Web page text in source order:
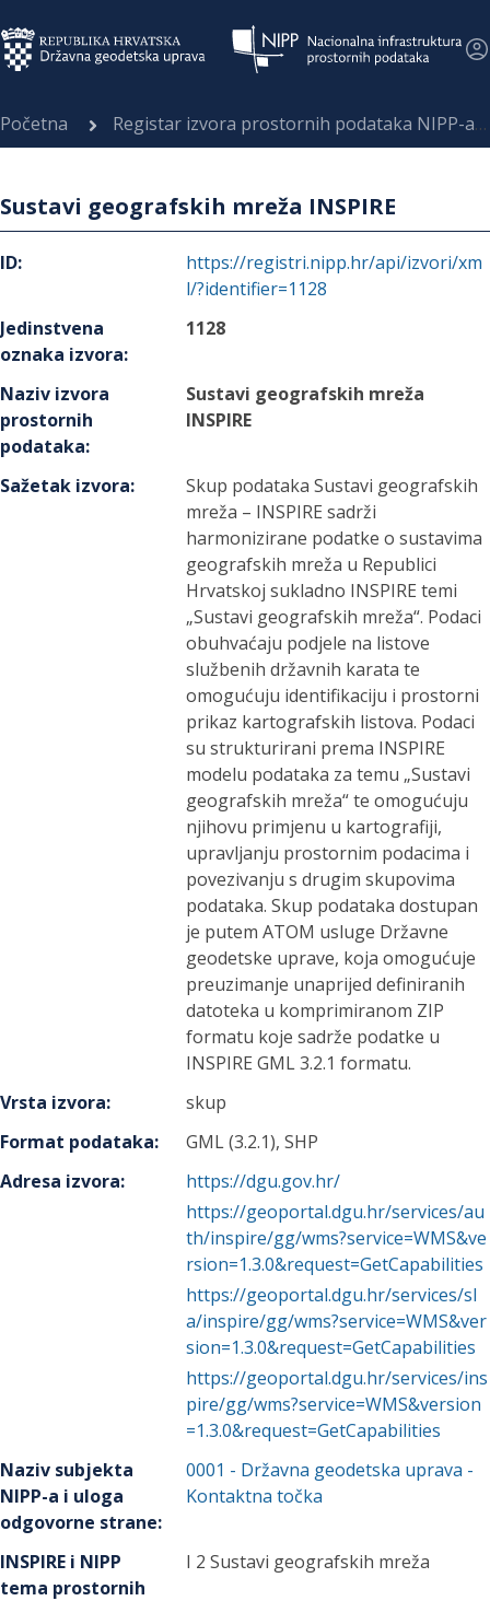
Početna Registar izvora prostornih podataka NIPP-a
Sustavi geografskih mreža INSPIRE
ID:
https://registri.nipp.hr/api/izvori/xm
l/?identifier=1128
Jedinstvena
oznaka izvora:
1128
Naziv izvora
prostornih
podataka:
Sustavi geografskih mreža
INSPIRE
Sažetak izvora:
Skup podataka Sustavi geografskih
mreža – INSPIRE sadrži
harmonizirane podatke o sustavima
geografskih mreža u Republici
Hrvatskoj sukladno INSPIRE temi
„Sustavi geografskih mreža“. Podaci
obuhvaćaju podjele na listove
službenih državnih karata te
omogućuju identifikaciju i prostorni
prikaz kartografskih listova. Podaci
su strukturirani prema INSPIRE
modelu podataka za temu „Sustavi
geografskih mreža“ te omogućuju
njihovu primjenu u kartografiji,
upravljanju prostornim podacima i
povezivanju s drugim skupovima
podataka. Skup podataka dostupan
je putem ATOM usluge Državne
geodetske uprave, koja omogućuje
preuzimanje unaprijed definiranih
datoteka u komprimiranom ZIP
formatu koje sadrže podatke u
INSPIRE GML 3.2.1 formatu.
Vrsta izvora:
skup
Format podataka:
GML (3.2.1), SHP
Adresa izvora:
https://dgu.gov.hr/
https://geoportal.dgu.hr/services/au
th/inspire/gg/wms?service=WMS&ve
rsion=1.3.0&request=GetCapabilities
https://geoportal.dgu.hr/services/sl
a/inspire/gg/wms?service=WMS&ver
sion=1.3.0&request=GetCapabilities
https://geoportal.dgu.hr/services/ins
pire/gg/wms?service=WMS&version
=1.3.0&request=GetCapabilities
Naziv subjekta
NIPP-a i uloga
odgovorne strane:
0001 - Državna geodetska uprava -
Kontaktna točka
INSPIRE i NIPP
tema prostornih
I 2 Sustavi geografskih mreža